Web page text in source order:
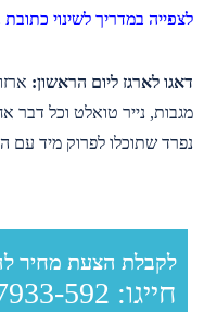
לצפייה במדריך לשינוי
דאגו לארגז ליום הראשון:
מגבות, נייר טואלט וכל דבר
נפרד שתוכלו לפרוק מיד עם
לקבלת הצעת מחיר
חייגו: 592